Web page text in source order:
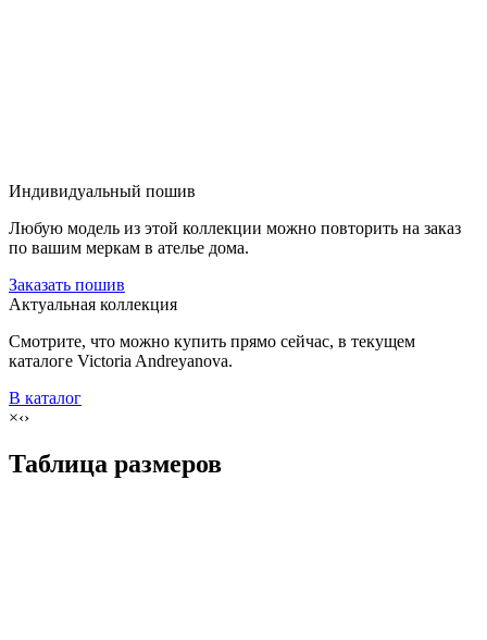
Индивидуальный пошив
Любую модель из этой коллекции можно повторить на заказ
по вашим меркам в ателье дома.
Заказать пошив
Актуальная коллекция
Смотрите, что можно купить прямо сейчас, в текущем
каталоге Victoria Andreyanova.
В каталог
×‹›
Таблица размеров